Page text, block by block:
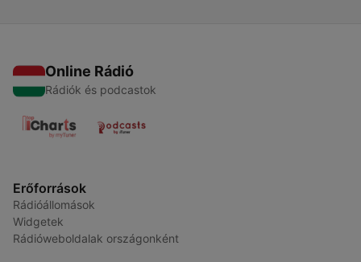
Online Rádió
Rádiók és podcastok
Erőforrások
Rádióállomások
Widgetek
Rádióweboldalak országonként